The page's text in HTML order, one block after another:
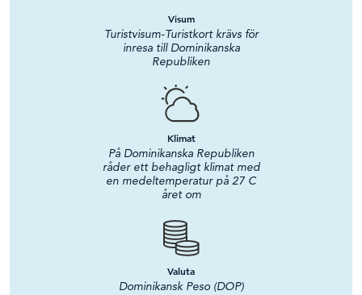
Visum
Turistvisum-Turistkort krävs för
inresa till Dominikanska
Republiken
Klimat
På Dominikanska Republiken
råder ett behagligt klimat med
en medeltemperatur på 27 C
året om
Valuta
Dominikansk Peso (DOP)